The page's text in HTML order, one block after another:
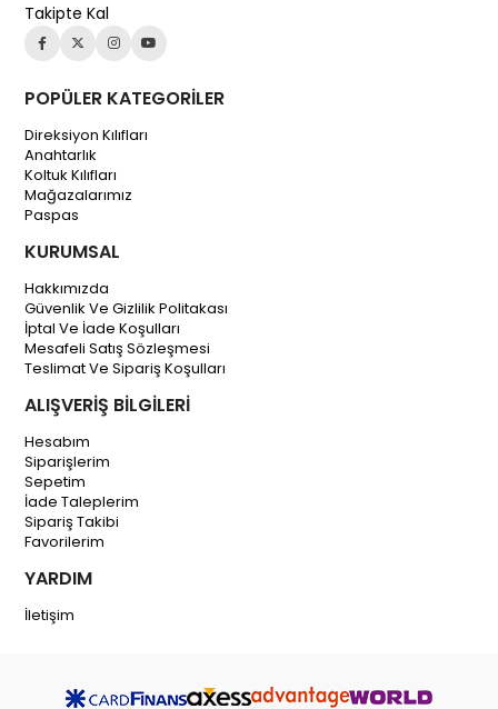
Takipte Kal
POPÜLER KATEGORİLER
Direksiyon Kılıfları
Anahtarlık
Koltuk Kılıfları
Mağazalarımız
Paspas
KURUMSAL
Hakkımızda
Güvenlik Ve Gizlilik Politakası
İptal Ve İade Koşulları
Mesafeli Satış Sözleşmesi
Teslimat Ve Sipariş Koşulları
ALIŞVERİŞ BİLGİLERİ
Hesabım
Siparişlerim
Sepetim
İade Taleplerim
Sipariş Takibi
Favorilerim
YARDIM
İletişim